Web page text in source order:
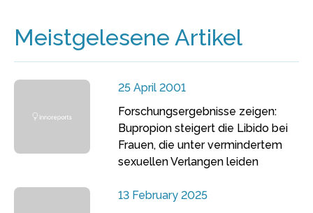
Meistgelesene Artikel
25 April 2001
Forschungsergebnisse zeigen:
Bupropion steigert die Libido bei
Frauen, die unter vermindertem
sexuellen Verlangen leiden
13 February 2025